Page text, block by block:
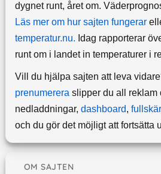
dygnet runt, året om.
Läs mer om hur sajten fungerar
temperatur.nu. Idag rapporterar
runt om i landet in temperaturer i
Vill du hjälpa sajten att leva
prenumereraslipper du all reklam
nedladdningar, dashboard,
och du gör det möjligt att fortsätta
OM SAJTEN